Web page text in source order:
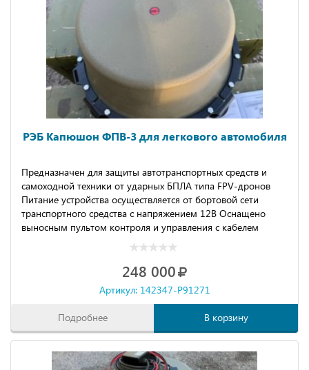
РЭБ Капюшон ФПВ-3 для легкового автомобиля
Предназначен для защиты автотранспортных средств и
самоходной техники от ударных БПЛА типа FPV-дронов
Питание устройства осуществляется от бортовой сети
транспортного средства с напряжением 12В Оснащено
выносным пультом контроля и управления с кабелем
длиной 4 м. Возможно увеличение мощности
248 000
Артикул: 142347-P91271
Подробнее В корзину